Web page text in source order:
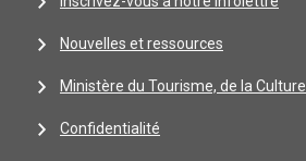
Nouvelles et ressources
Ministère du Tourisme, de la
Confidentialité